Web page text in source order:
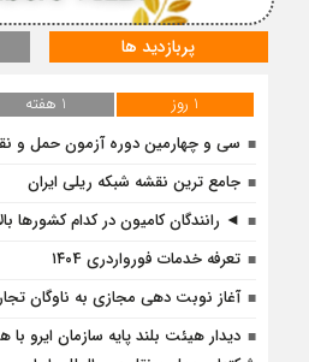
پربازدید ها
1 روز 1 هفته
سی و چهارمین دوره آزمون حمل و
جامع ترین نقشه شبکه ریلی ایران
◄ رانندگان کامیون در کدام کشورها
تعرفه خدمات فورواردری ۱۴۰4
آغاز نوبت دهی مجازی به ناوگان
دیدار هیئت بلند پایه سازمان ایرو